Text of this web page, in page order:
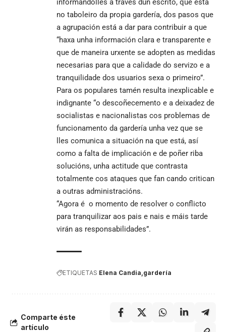
no taboleiro da propia gardería, dos pasos que
a agrupación está a dar para contribuir a que
“haxa unha información clara e transparente e
que de maneira urxente se adopten as medidas
necesarias para que a calidade do servizo e a
tranquilidade dos usuarios sexa o primeiro”.
Para os populares tamén resulta inexplicable e
indignante “o descoñecemento e a deixadez de
socialistas e nacionalistas cos problemas de
funcionamento da gardería unha vez que se
lles comunica a situación na que está, así
como a falta de implicación e de poñer riba
solucións, unha actitude que contrasta
totalmente cos ataques que fan cando critican
a outras administracións.
“Agora é o momento de resolver o conflicto
para tranquilizar aos pais e nais e máis tarde
virán as responsabilidades”.
ETIQUETAS Elena Candia gardería
Comparte éste
artículo